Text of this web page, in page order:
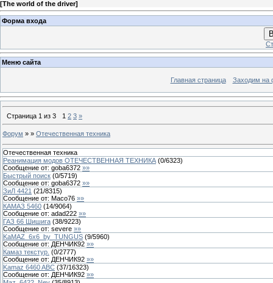
[The world of the driver]
Форма входа
Меню сайта
Главная страница Заходим на
Страница 1 из 3 1 2 3 »
Форум » » Отечественная техника
Отечественная техника
Реанимация модов ОТЕЧЕСТВЕННАЯ ТЕХНИКА (0/6323)
Сообщение от: goba6372 »»
Быстрый поиск (0/5719)
Сообщение от: goba6372 »»
ЗиЛ 4421 (21/8315)
Сообщение от: Maco76 »»
КАМАЗ 5460 (14/9064)
Сообщение от: adad222 »»
ГАЗ 66 Шишига (38/9223)
Сообщение от: severe »»
KaMAZ_6x6_by_TUNGUS (9/5960)
Сообщение от: ДЕНЧИК92 »»
Камаз текстур. (0/2777)
Сообщение от: ДЕНЧИК92 »»
Kamaz 6460 ABC (37/16323)
Сообщение от: ДЕНЧИК92 »»